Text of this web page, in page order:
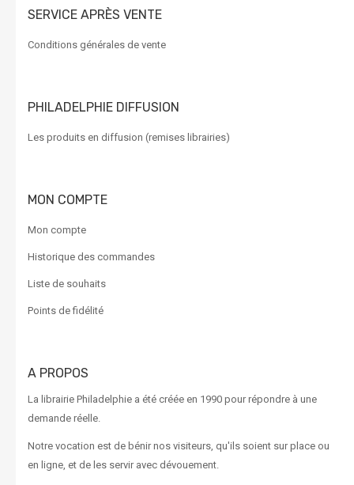
SERVICE APRÈS VENTE
Conditions générales de vente
PHILADELPHIE DIFFUSION
Les produits en diffusion (remises librairies)
MON COMPTE
Mon compte
Historique des commandes
Liste de souhaits
Points de fidélité
A PROPOS
La librairie Philadelphie a été créée en 1990 pour répondre à une
demande réelle.
Notre vocation est de bénir nos visiteurs, qu'ils soient sur place ou
en ligne, et de les servir avec dévouement.